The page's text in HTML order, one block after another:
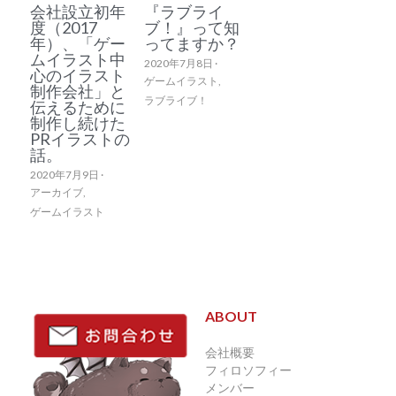
会社設立初年
度（2017
年）、「ゲー
ムイラスト中
心のイラスト
制作会社」と
伝えるために
制作し続けた
PRイラストの
話。
2020年7月9日 ·
アーカイブ,
ゲームイラスト
『ラブライ
ブ！』って知
ってますか？
2020年7月8日 ·
ゲームイラスト,
ラブライブ！
ABOUT
会社概要
フィロソフィー
メンバー